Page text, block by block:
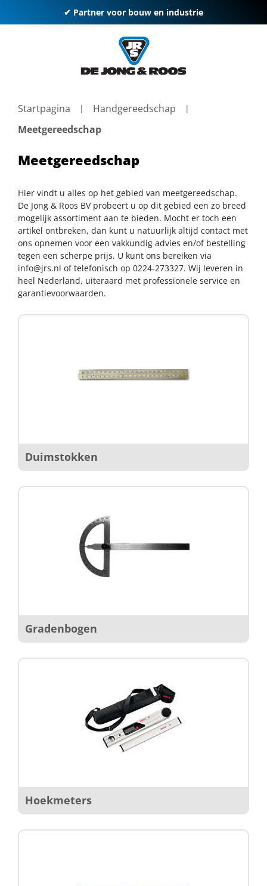
✔ Partner voor bouw en industrie
Startpagina
Handgereedschap
Meetgereedschap
Meetgereedschap
Hier vindt u alles op het gebied van meetgereedschap.
De Jong & Roos BV probeert u op dit gebied een zo breed
mogelijk assortiment aan te bieden. Mocht er toch een
artikel ontbreken, dan kunt u natuurlijk altijd contact met
ons opnemen voor een vakkundig advies en/of bestelling
tegen een scherpe prijs. U kunt ons bereiken via
info@jrs.nl of telefonisch op 0224-273327. Wij leveren in
heel Nederland, uiteraard met professionele service en
garantievoorwaarden.
Duimstokken
Gradenbogen
Hoekmeters